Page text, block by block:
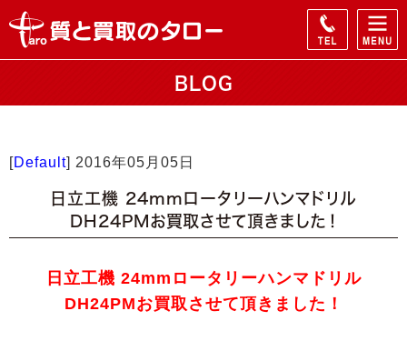
BLOG
[Default] 2016年05月05日
日立工機 24mmロータリーハンマドリル
DH24PMお買取させて頂きました！
日立工機 24mmロータリーハンマドリル
DH24PMお買取させて頂きました！